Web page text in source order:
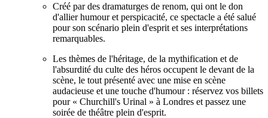
Créé par des dramaturges de renom, qui ont le don
d'allier humour et perspicacité, ce spectacle a été salué
pour son scénario plein d'esprit et ses interprétations
remarquables.
Les thèmes de l'héritage, de la mythification et de
l'absurdité du culte des héros occupent le devant de la
scène, le tout présenté avec une mise en scène
audacieuse et une touche d'humour : réservez vos billets
pour « Churchill's Urinal » à Londres et passez une
soirée de théâtre plein d'esprit.